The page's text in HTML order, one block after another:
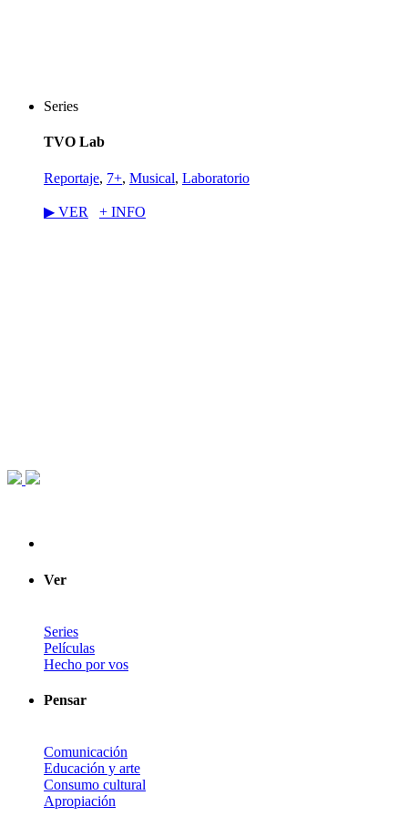
Series
TVO Lab
Reportaje, 7+, Musical, Laboratorio
▶︎ VER + INFO
Ver
Series
Películas
Hecho por vos
Pensar
Comunicación
Educación y arte
Consumo cultural
Apropiación